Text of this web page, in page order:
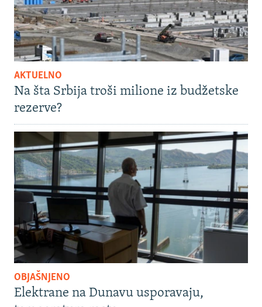
AKTUELNO
Na šta Srbija troši milione iz budžetske
rezerve?
OBJAŠNJENO
Elektrane na Dunavu usporavaju,